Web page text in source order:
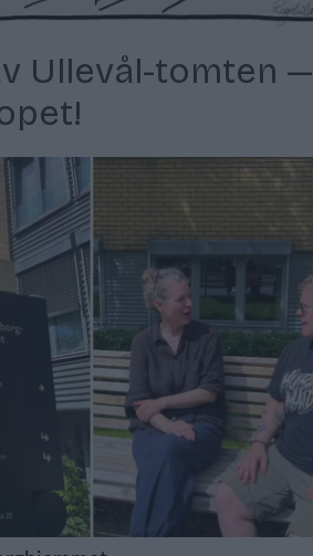
Ullevål-tomten —